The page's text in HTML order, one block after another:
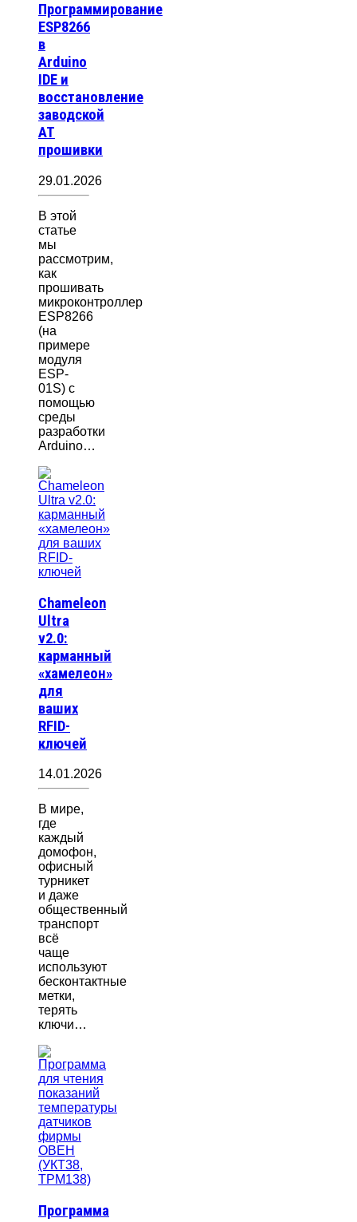
Программирование
ESP8266
в
Arduino
IDE и
восстановление
заводской
AT
прошивки
29.01.2026
В этой
статье
мы
рассмотрим,
как
прошивать
микроконтроллер
ESP8266
(на
примере
модуля
ESP-
01S) с
помощью
среды
разработки
Arduino…
Chameleon
Ultra
v2.0:
карманный
«хамелеон»
для
ваших
RFID-
ключей
14.01.2026
В мире,
где
каждый
домофон,
офисный
турникет
и даже
общественный
транспорт
всё
чаще
используют
бесконтактные
метки,
терять
ключи…
Программа